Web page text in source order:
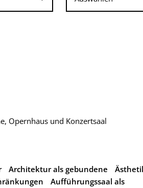
Opernhaus und Konzertsaal
Architektur als gebundene
Aufführungssaal als